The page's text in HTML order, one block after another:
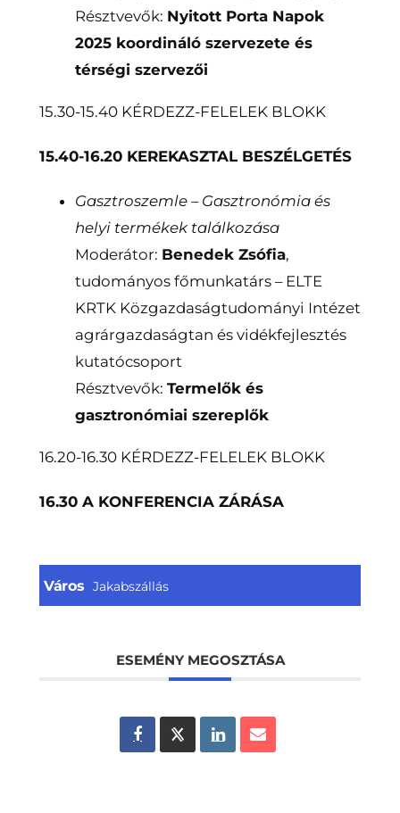
Résztvevők: Nyitott Porta Napok
2025 koordináló szervezete és
térségi szervezői
15.30-15.40 KÉRDEZZ-FELELEK BLOKK
15.40-16.20 KEREKASZTAL BESZÉLGETÉS
Gasztroszemle – Gasztronómia és
helyi termékek találkozása
Moderátor: Benedek Zsófia,
tudományos főmunkatárs – ELTE
KRTK Közgazdaságtudományi Intézet
agrárgazdaságtan és vidékfejlesztés
kutatócsoport
Résztvevők: Termelők és
gasztronómiai szereplők
16.20-16.30 KÉRDEZZ-FELELEK BLOKK
16.30 A KONFERENCIA ZÁRÁSA
Város Jakabszállás
ESEMÉNY MEGOSZTÁSA